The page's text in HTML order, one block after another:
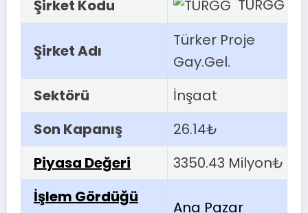
Şirket Kodu TURGG
Şirket Adı
Türker Proje
Gay.Gel.
Sektörü
İnşaat
Son Kapanış
26.14₺
Piyasa Değeri
3350.43 Milyon₺
İşlem Gördüğü
Ana Pazar